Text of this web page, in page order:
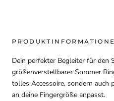
Dein perfekter Begleiter für den
größenverstellbarer Sommer
tolles Accessoire, sondern auch
an deine Fingergröße anpasst.